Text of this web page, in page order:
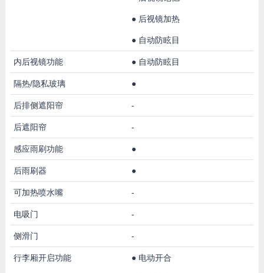
● 后视镜加热
● 自动防眩目
内后视镜功能 ● 自动防眩目
隔热/隐私玻璃 ●
后排侧遮阳帘 -
后遮阳帘 -
感应雨刷功能 ●
后雨刷器 ●
可加热喷水嘴 -
电吸门 -
侧滑门 -
行李厢开启功能 ● 电动开合